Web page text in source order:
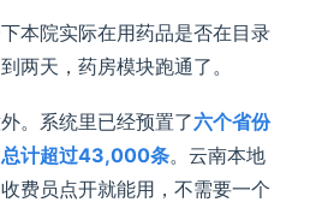
本院实际在用药品是否在目录
天，药房模块跑通了。
。系统里已经预置了六个省份
总计超过43,000条。云南本地
费员点开就能用，不需要一个